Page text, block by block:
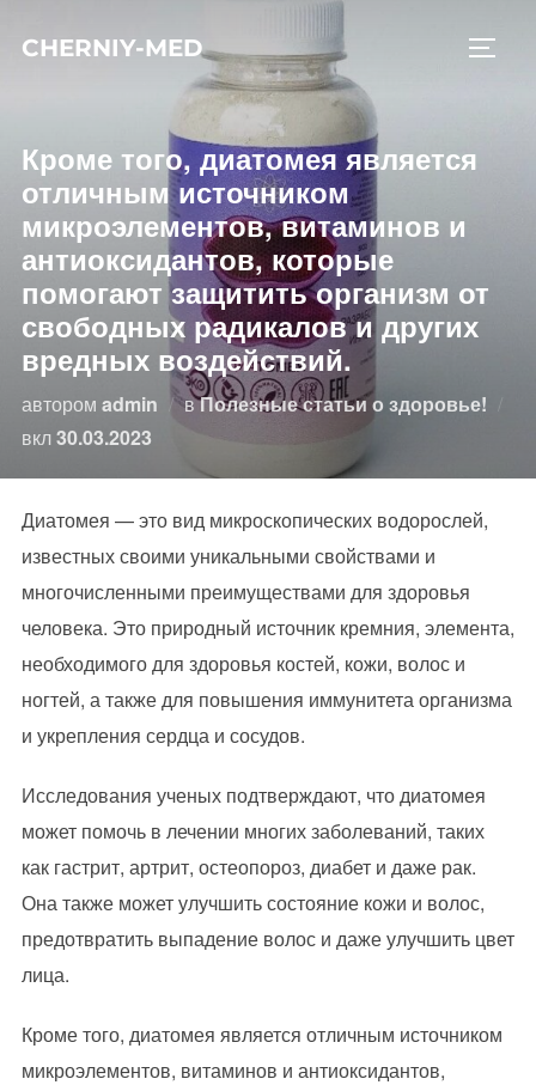
CHERNIY-MED
Кроме того, диатомея является
отличным источником
микроэлементов, витаминов и
антиоксидантов, которые
помогают защитить организм от
свободных радикалов и других
вредных воздействий.
автором admin вПолезные статьи о здоровье!
вклОпубликовано
30.03.2023
Диатомея — это вид микроскопических водорослей,
известных своими уникальными свойствами и
многочисленными преимуществами для здоровья
человека. Это природный источник кремния, элемента,
необходимого для здоровья костей, кожи, волос и
ногтей, а также для повышения иммунитета организма
и укрепления сердца и сосудов.
Исследования ученых подтверждают, что диатомея
может помочь в лечении многих заболеваний, таких
как гастрит, артрит, остеопороз, диабет и даже рак.
Она также может улучшить состояние кожи и волос,
предотвратить выпадение волос и даже улучшить цвет
лица.
Кроме того, диатомея является отличным источником
микроэлементов, витаминов и антиоксидантов,